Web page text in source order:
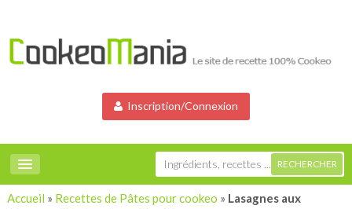
Inscription/Connexion
Accueil » Recettes de Pâtes pour cookeo » Lasagnes aux